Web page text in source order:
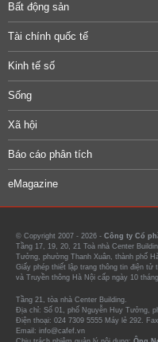
Bất động sản
Tài chính quốc tế
Kinh tế số
Sống
Xã hội
Báo cáo phân tích
eMagazine
© Copyright 2007 - 2026 - Công ty Cổ
Tầng 17, 19, 20, 21 Toà nhà Center
Tưởng, phường Thanh Xuân, thành phố
Giấy phép thiết lập trang thông tin điện
và Truyền thông Hà Nội cấp ngày 10
Tầng 21, tòa nhà Center Building.
Địa chỉ: Số 01, phố Nguyễn Huy Tưởng,
Điện thoại: 024 7309 5555 Máy lẻ 292.
Email: info@cafef.vn